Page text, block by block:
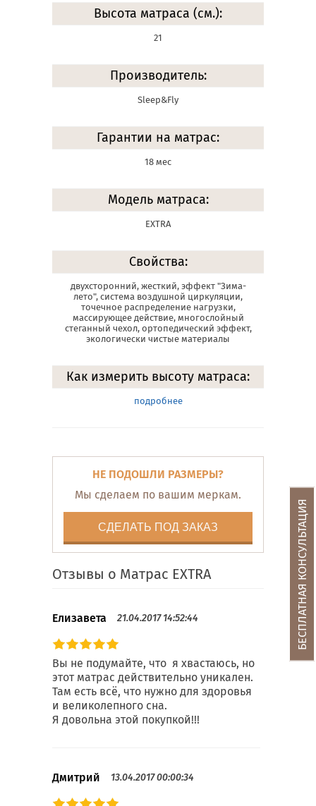
Высота матраса (см.):
21
Производитель:
Sleep&Fly
Гарантии на матрас:
18 мес
Модель матраса:
EXTRA
Свойства:
двухсторонний, жесткий, эффект "Зима-
лето", система воздушной циркуляции,
точечное распределение нагрузки,
массирующее действие, многослойный
стеганный чехол, ортопедический эффект,
экологически чистые материалы
Как измерить высоту матраса:
подробнее
НЕ ПОДОШЛИ РАЗМЕРЫ?
Мы сделаем по вашим меркам.
СДЕЛАТЬ ПОД ЗАКАЗ
Отзывы о Матрас EXTRA
Елизавета 21.04.2017 14:52:44
Вы не подумайте, что я хвастаюсь, но
этот матрас действительно уникален.
Там есть всё, что нужно для здоровья
и великолепного сна.
Я довольна этой покупкой!!!
Дмитрий 13.04.2017 00:00:34
БЕСПЛАТНАЯ КОНСУЛЬТАЦИЯ